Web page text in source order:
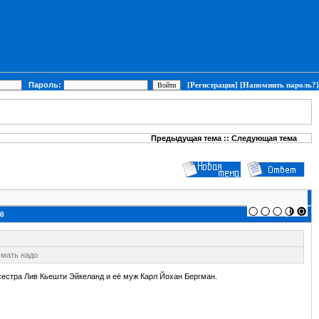
Пароль: [Регистрация] [Напомнить пароль?]
Предыдущая тема :: Следующая тема
+--
надо
Лив Кьешти Эйкеланд и её муж Карл Йохан Бергман.